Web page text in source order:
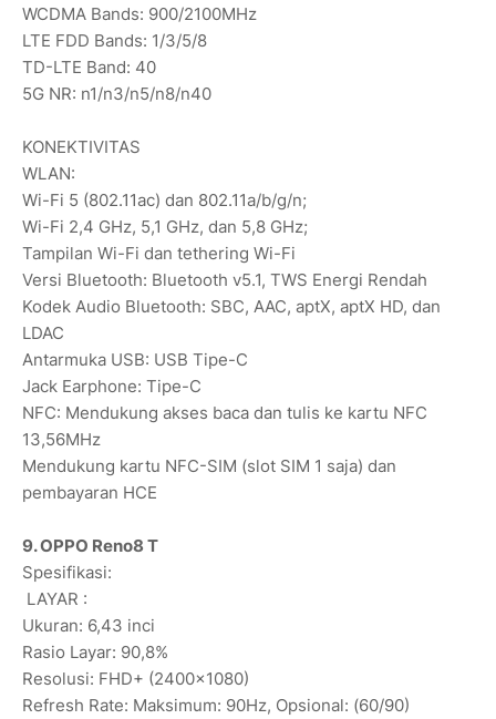
WCDMA Bands: 900/2100MHz
LTE FDD Bands: 1/3/5/8
TD-LTE Band: 40
5G NR: n1/n3/n5/n8/n40
KONEKTIVITAS
WLAN:
Wi-Fi 5 (802.11ac) dan 802.11a/b/g/n;
Wi-Fi 2,4 GHz, 5,1 GHz, dan 5,8 GHz;
Tampilan Wi-Fi dan tethering Wi-Fi
Versi Bluetooth: Bluetooth v5.1, TWS Energi Rendah
Kodek Audio Bluetooth: SBC, AAC, aptX, aptX HD, dan
LDAC
Antarmuka USB: USB Tipe-C
Jack Earphone: Tipe-C
NFC: Mendukung akses baca dan tulis ke kartu NFC
13,56MHz
Mendukung kartu NFC-SIM (slot SIM 1 saja) dan
pembayaran HCE
9. OPPO Reno8 T
Spesifikasi:
LAYAR :
Ukuran: 6,43 inci
Rasio Layar: 90,8%
Resolusi: FHD+ (2400x1080)
Refresh Rate: Maksimum: 90Hz, Opsional: (60/90)